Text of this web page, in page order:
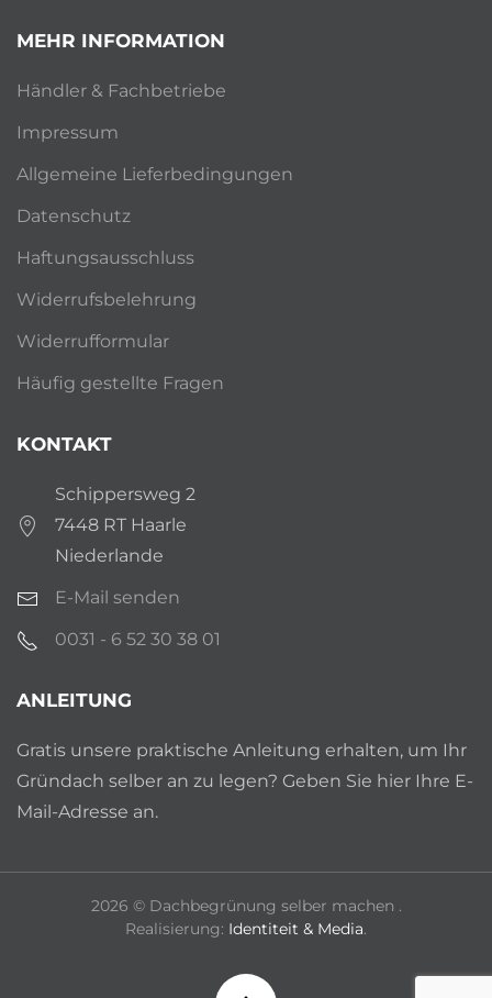
MEHR INFORMATION
Händler & Fachbetriebe
Impressum
Allgemeine Lieferbedingungen
Datenschutz
Haftungsausschluss
Widerrufsbelehrung
Widerrufformular
Häufig gestellte Fragen
KONTAKT
Schippersweg 2
7448 RT Haarle
Niederlande
E-Mail senden
0031 - 6 52 30 38 01
ANLEITUNG
Gratis unsere praktische Anleitung erhalten, um Ihr
Gründach selber an zu legen? Geben Sie hier Ihre E-
Mail-Adresse an.
2026 © Dachbegrünung selber machen .
Realisierung: Identiteit & Media.